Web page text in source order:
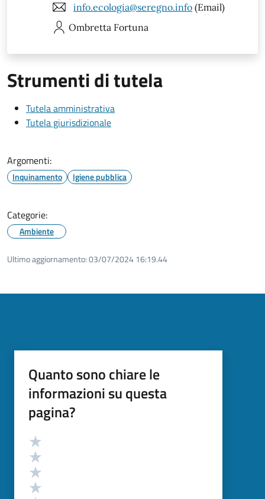
info.ecologia@seregno.info (Email)
Ombretta Fortuna
Strumenti di tutela
Tutela amministrativa
Tutela giurisdizionale
Argomenti:
Inquinamento Igiene pubblica
Categorie:
Ambiente
Ultimo aggiornamento:03/07/2024 16:19.44
Quanto sono chiare le
informazioni su questa
pagina?
Valutazione